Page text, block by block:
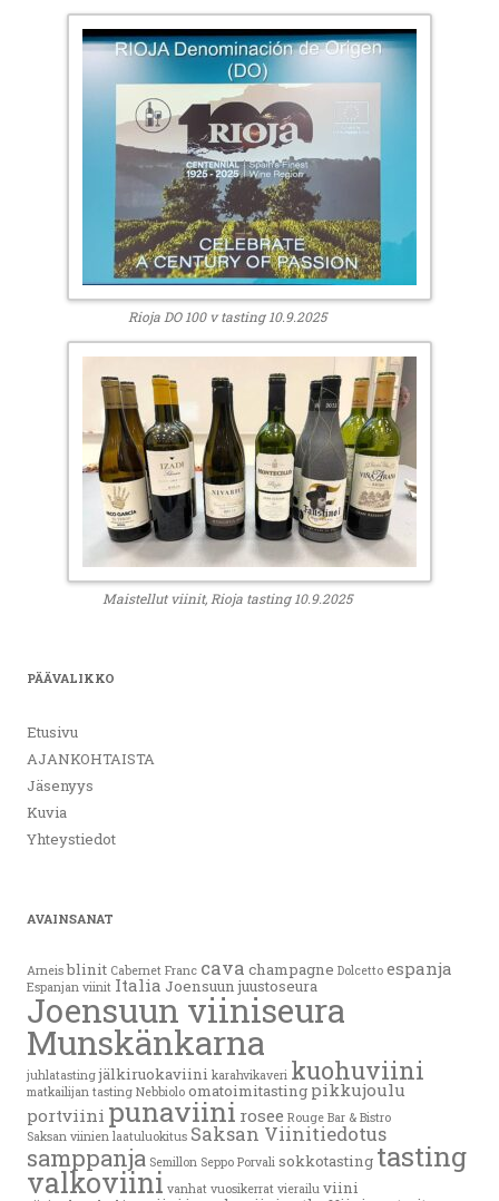
Rioja DO 100 v tasting 10.9.2025
Maistellut viinit, Rioja tasting 10.9.2025
PÄÄVALIKKO
Etusivu
AJANKOHTAISTA
Jäsenyys
Kuvia
Yhteystiedot
AVAINSANAT
Arneis blinit Cabernet Franc cava champagne Dolcetto espanja
Espanjan viinit Italia Joensuun juustoseura
Joensuun viiniseura
Munskänkarna
juhlatasting jälkiruokaviini karahvikaveri kuohuviini
matkailijan tasting Nebbiolo omatoimitasting pikkujoulu
portviini punaviini rosee Rouge Bar & Bistro
Saksan viinien laatuluokitus Saksan Viinitiedotus
samppanja Semillon Seppo Porvali sokkotasting tasting
valkoviini vanhat vuosikerrat vierailu viini